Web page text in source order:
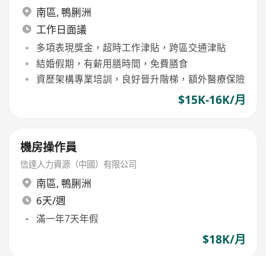
南區, 鴨脷洲
工作日面議
多項表現獎金，超時工作津貼，跨區交通津貼
結婚假期，有薪用膳時間，免費膳食
資歷架構專業培訓，良好晉升階梯，額外醫療保險
$15K-16K/月
機房操作員
信達人力資源（中國）有限公司
南區, 鴨脷洲
6天/週
滿一年7天年假
$18K/月